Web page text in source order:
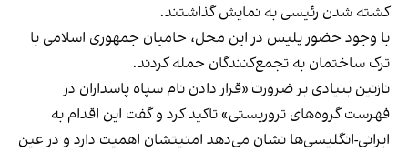
کشته شدن رئیسی به نمایش گذاشتند.
با وجود حضور پلیس در این محل، حامیان جمهوری اسلامی با
ترک ساختمان به تجمع‌کنندگان حمله کردند.
نازنین بنیادی بر ضرورت «قرار دادن نام سپاه پاسداران در
فهرست گروه‌های تروریستی» تاکید کرد و گفت این اقدام به
ایرانی-انگلیسی‌ها نشان می‌دهد امنیتشان اهمیت دارد و در عین‌